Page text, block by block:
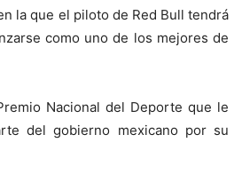
la que el piloto de Red Bull tendrá
como uno de los mejores de
Nacional del Deporte que le
del gobierno mexicano por su